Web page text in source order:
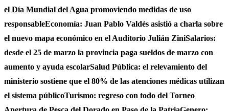
el Día Mundial del Agua promoviendo medidas de uso
responsableEconomía: Juan Pablo Valdés asistió a charla sobre
el nuevo mapa económico en el Auditorio Julián ZiniSalarios:
desde el 25 de marzo la provincia paga sueldos de marzo con
aumento y ayuda escolarSalud Pública: el relevamiento del
ministerio sostiene que el 80% de las atenciones médicas utilizan
el sistema públicoTurismo: regreso con todo del Torneo